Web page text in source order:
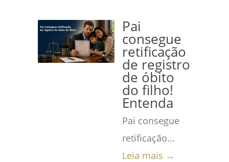
Pai
consegue
retificação
de registro
de óbito
do filho!
Entenda
Pai consegue
retificação...
Leia mais →